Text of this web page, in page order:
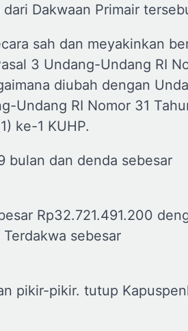
Dakwaan Primair
sah dan meyakinkan
3 Undang-Undang RI
diubah dengan
Undang RI Nomor 31
ke-1 KUHP.
bulan dan denda sebesar
Rp32.721.491.200
sebesar
pikir-pikir. tutup